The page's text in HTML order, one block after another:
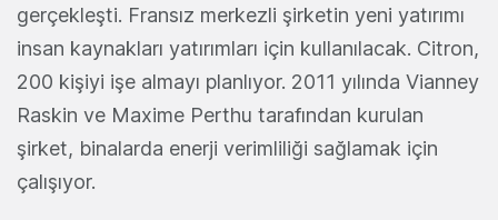
gerçekleşti. Fransız merkezli şirketin yeni yatırımı
insan kaynakları yatırımları için kullanılacak. Citron,
200 kişiyi işe almayı planlıyor. 2011 yılında Vianney
Raskin ve Maxime Perthu tarafından kurulan
şirket, binalarda enerji verimliliği sağlamak için
çalışıyor.